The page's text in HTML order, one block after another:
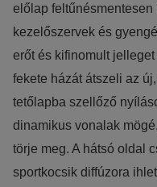
előlap
kezelőszervek és
erőt és kifinomult
fekete házát átszeli az
tetőlapba szellőző
dinamikus vonalak
törje meg. A hátsó oldal
sportkocsik diffúzora